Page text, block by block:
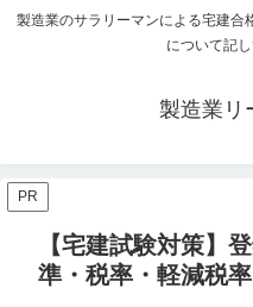
製造業のサラリーマンによる宅建合
について記
製造業リ
PR
【宅建試験対策】
準・税率・軽減税